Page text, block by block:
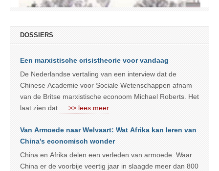
DOSSIERS
Een marxistische crisistheorie voor vandaag
De Nederlandse vertaling van een interview dat de
Chinese Academie voor Sociale Wetenschappen afnam
van de Britse marxistische econoom Michael Roberts. Het
laat zien dat … >> lees meer
Van Armoede naar Welvaart: Wat Afrika kan leren van
China’s economisch wonder
China en Afrika delen een verleden van armoede. Waar
China er de voorbije veertig jaar in slaagde meer dan 800